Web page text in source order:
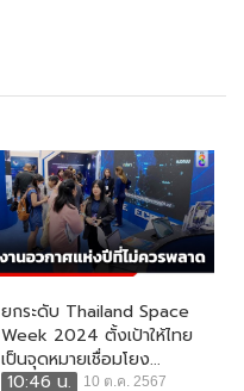
ยกระดับ Thailand Space
Week 2024 ตั้งเป้าให้ไทย
เป็นจุดหมายเชื่อมโยง...
10:46 น.
10 ต.ค. 2567